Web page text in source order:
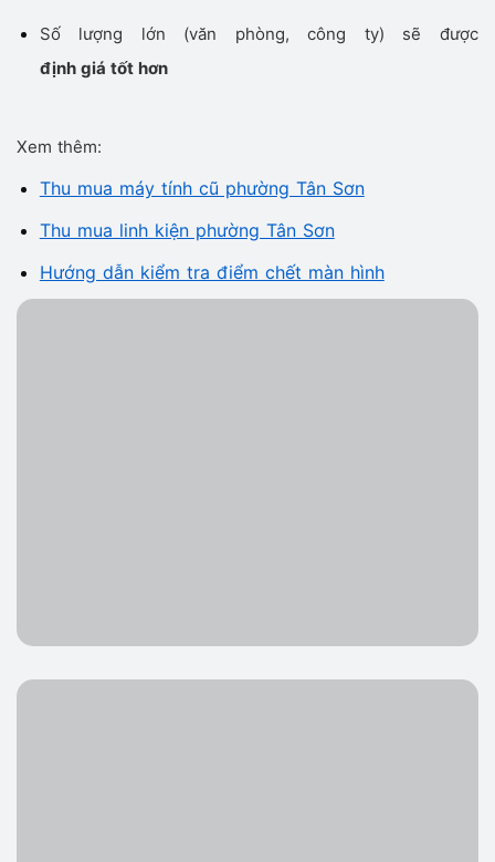
Số lượng lớn (văn phòng, công ty) sẽ được
định giá tốt hơn
Xem thêm:
Thu mua máy tính cũ phường Tân Sơn
Thu mua linh kiện phường Tân Sơn
Hướng dẫn kiểm tra điểm chết màn hình